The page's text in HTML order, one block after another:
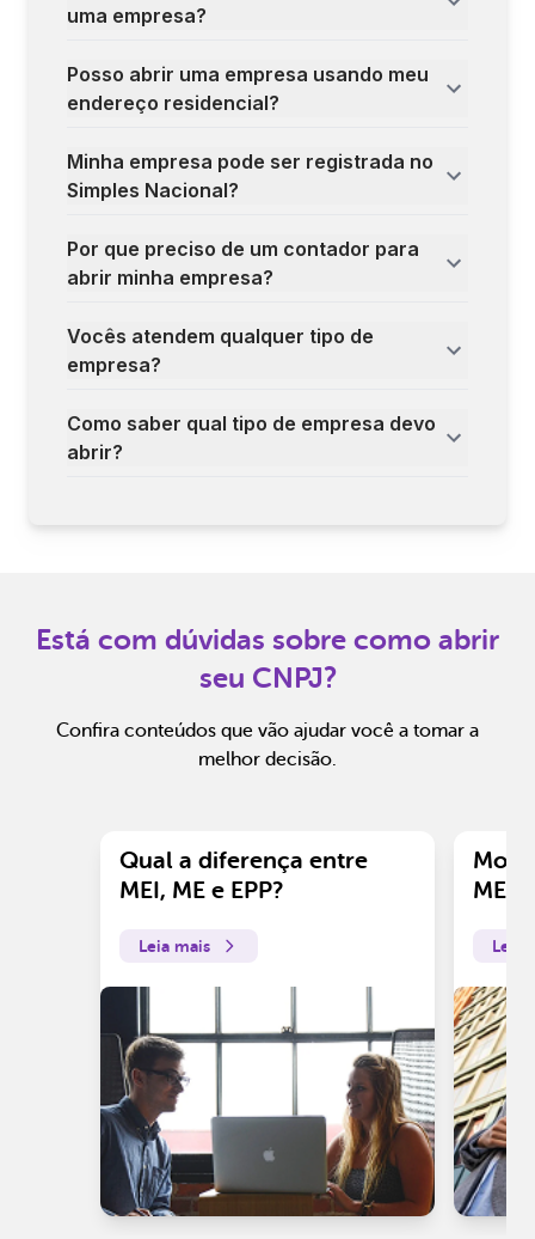
uma empresa?
Posso abrir uma empresa usando meu
endereço residencial?
Minha empresa pode ser registrada no
Simples Nacional?
Por que preciso de um contador para
abrir minha empresa?
Vocês atendem qualquer tipo de
empresa?
Como saber qual tipo de empresa devo
abrir?
Está com dúvidas sobre como abrir
seu CNPJ?
Confira conteúdos que vão ajudar você a tomar a
melhor decisão.
Qual a diferença entre
MEI, ME e EPP?
Leia mais
ME?
Leia